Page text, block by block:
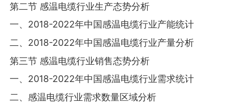
第二节 感温电缆行业生产态势分析
一、2018-2022年中国感温电缆行业产能统计
二、2018-2022年中国感温电缆行业产量分析
第三节 感温电缆行业销售态势分析
一、2018-2022年中国感温电缆行业需求统计
二、感温电缆行业需求数量区域分析